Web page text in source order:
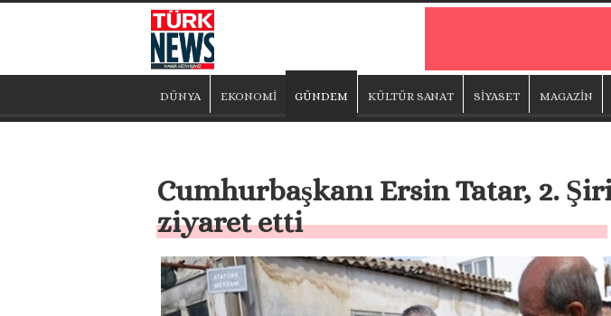
DÜNYA EKONOMİ GÜNDEM KÜLTÜR SANAT SİYASET MAGAZİN
Cumhurbaşkanı Ersin Tatar, 2.
ziyaret etti